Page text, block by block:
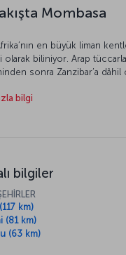
Mombasa
en büyük liman
olarak biliniyor. Arap
sonra Zanzibar’a dâhil
süslü, bembeyaz ince
bilgi
bilgiler
km)
(81 km)
(63 km)